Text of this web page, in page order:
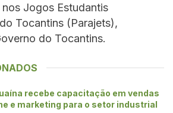
Jogos Estudantis
Tocantins (Parajets),
do Tocantins.
recebe capacitação em vendas
e marketing para o setor industrial